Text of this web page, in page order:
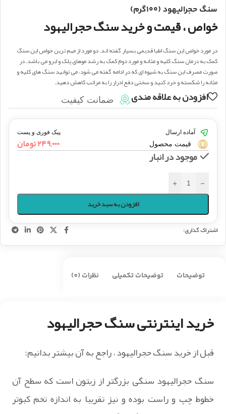
سنگ حجرالیهود (۱۰۰گرم)
خواص ، قیمت و خرید سنگ حجرالیهود
در مورد خواص این سنگ اطبا قدیمی بسیار گفته اند. دو مورد از مهم ترین خواص این سنگ
کمک به درمان سنگ کلیه و مثانه و مورد دوم کمک به رشد موهای پلک و ابرو می باشد. در
صورت مصرف این سنگ به شیوه ای که در ادامه گفته می شود، می توانید سنگ های کلیه و
مثانه را شکسته و خرد کنید و سختی دفع ادرار را به مراتب کاهش دهید.
افزودن به علاقه مندی ضمانت کیفیت
آماده ارسال پیک فوری و پست
قیمت محصول ۲۴۹,۰۰۰تومان
موجود در انبار
-
+
افزودن به سبد خرید
اشتراک گذاری:
توضیحات توضیحات تکمیلی نظرات (0)
خرید اینترنتی سنگ حجرالیهود
قبل از خرید سنگ حجرالیهود ، راجع به آن بیشتر بدانیم:
سنگ حجرالیهود سنگی بزرگتر از زیتون است که سطح آن
خطوط چپ و راست بوده و نیز تقریبا به اندازه تخم کبوتر